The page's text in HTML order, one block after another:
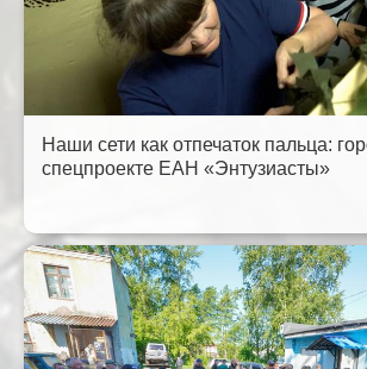
Наши сети как отпечаток пальца:
спецпроекте ЕАН «Энтузиасты»